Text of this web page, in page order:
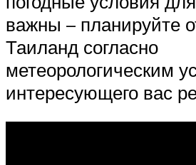
важны – планируйте
Таиланд согласно
метеорологическим
интересующего вас